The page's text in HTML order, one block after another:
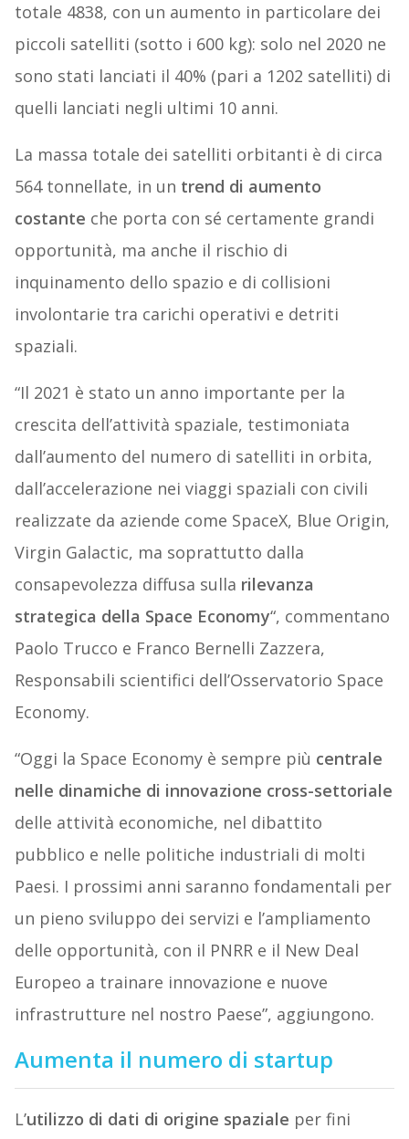
totale 4838, con un aumento in particolare dei
piccoli satelliti (sotto i 600 kg): solo nel 2020 ne
sono stati lanciati il 40% (pari a 1202 satelliti) di
quelli lanciati negli ultimi 10 anni.
La massa totale dei satelliti orbitanti è di circa
564 tonnellate, in un trend di aumento
costante che porta con sé certamente grandi
opportunità, ma anche il rischio di
inquinamento dello spazio e di collisioni
involontarie tra carichi operativi e detriti
spaziali.
“Il 2021 è stato un anno importante per la
crescita dell’attività spaziale, testimoniata
dall’aumento del numero di satelliti in orbita,
dall’accelerazione nei viaggi spaziali con civili
realizzate da aziende come SpaceX, Blue Origin,
Virgin Galactic, ma soprattutto dalla
consapevolezza diffusa sulla rilevanza
strategica della Space Economy“, commentano
Paolo Trucco e Franco Bernelli Zazzera,
Responsabili scientifici dell’Osservatorio Space
Economy.
“Oggi la Space Economy è sempre più centrale
nelle dinamiche di innovazione cross-settoriale
delle attività economiche, nel dibattito
pubblico e nelle politiche industriali di molti
Paesi. I prossimi anni saranno fondamentali per
un pieno sviluppo dei servizi e l’ampliamento
delle opportunità, con il PNRR e il New Deal
Europeo a trainare innovazione e nuove
infrastrutture nel nostro Paese”, aggiungono.
Aumenta il numero di startup
L’utilizzo di dati di origine spaziale per fini